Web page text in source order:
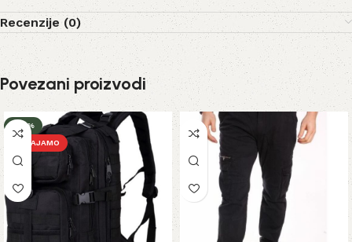
Recenzije (0)
Povezani proizvodi
-32%
IZDVAJAMO